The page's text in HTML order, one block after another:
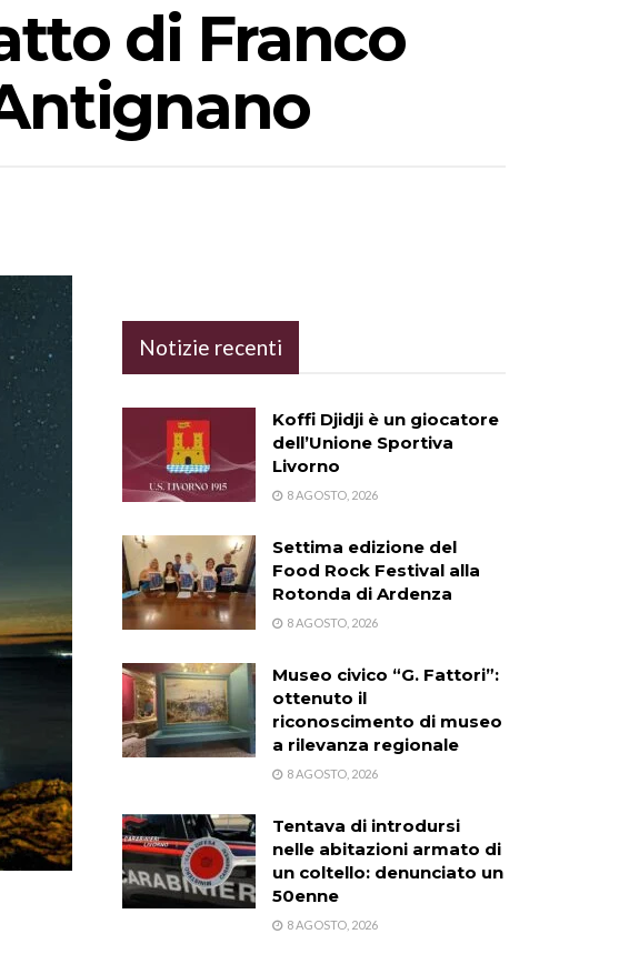
di Franco
Notizie recenti
Koffi Djidji è un giocatore
dell’Unione Sportiva
Livorno
8 AGOSTO, 2026
Settima edizione del
Food Rock Festival alla
Rotonda di Ardenza
8 AGOSTO, 2026
Museo civico “G. Fattori”:
ottenuto il
riconoscimento di museo
a rilevanza regionale
8 AGOSTO, 2026
Tentava di introdursi
nelle abitazioni armato di
un coltello: denunciato un
50enne
8 AGOSTO, 2026